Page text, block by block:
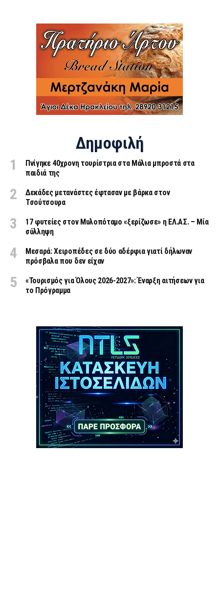
Δημοφιλή
Πνίγηκε 40χρονη τουρίστρια στα Μάλια μπροστά στα
παιδιά της
Δεκάδες μετανάστες έφτασαν με βάρκα στον
Τσούτσουρα
17 φυτείες στον Μυλοπόταμο «ξερίζωσε» η ΕΛ.ΑΣ. – Μία
σύλληψη
Μεσαρά: Χειροπέδες σε δύο αδέρφια γιατί δήλωναν
πρόσβαλα που δεν είχαν
«Τουρισμός για Όλους 2026-2027»: Έναρξη αιτήσεων για
το Πρόγραμμα